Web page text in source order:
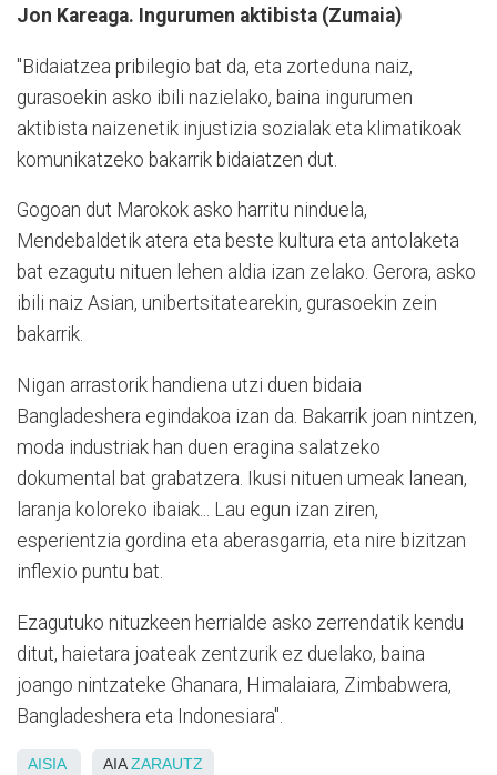
Jon Kareaga. Ingurumen aktibista (Zumaia)
"Bidaiatzea pribilegio bat da, eta zorteduna naiz,
gurasoekin asko ibili nazielako, baina ingurumen
aktibista naizenetik injustizia sozialak eta klimatikoak
komunikatzeko bakarrik bidaiatzen dut.
Gogoan dut Marokok asko harritu ninduela,
Mendebaldetik atera eta beste kultura eta antolaketa
bat ezagutu nituen lehen aldia izan zelako. Gerora, asko
ibili naiz Asian, unibertsitatearekin, gurasoekin zein
bakarrik.
Nigan arrastorik handiena utzi duen bidaia
Bangladeshera egindakoa izan da. Bakarrik joan nintzen,
moda industriak han duen eragina salatzeko
dokumental bat grabatzera. Ikusi nituen umeak lanean,
laranja koloreko ibaiak... Lau egun izan ziren,
esperientzia gordina eta aberasgarria, eta nire bizitzan
inflexio puntu bat.
Ezagutuko nituzkeen herrialde asko zerrendatik kendu
ditut, haietara joateak zentzurik ez duelako, baina
joango nintzateke Ghanara, Himalaiara, Zimbabwera,
Bangladeshera eta Indonesiara".
AISIA AIAZARAUTZ